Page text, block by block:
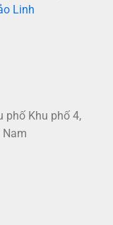
Linh
phố Khu phố 4,
Nam